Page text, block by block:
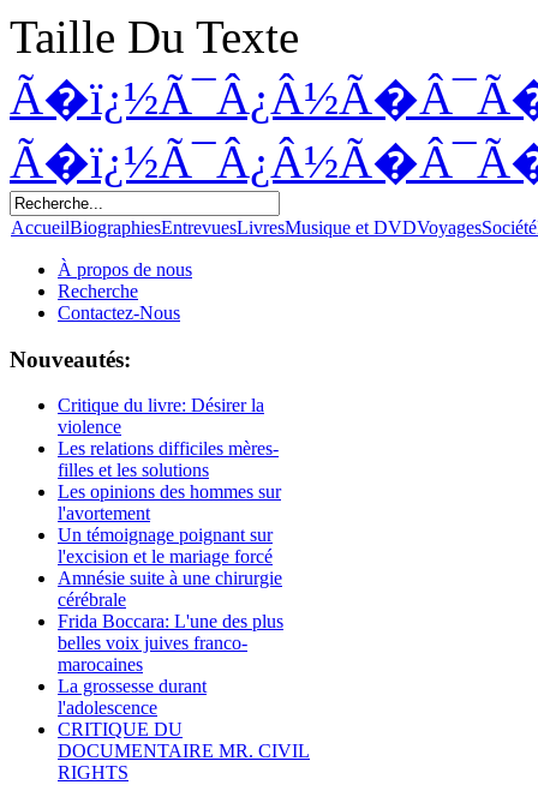
Taille Du Texte
AccueilBiographiesEntrevuesLivresMusique et DVDVoyagesSociété
À propos de nous
Recherche
Contactez-Nous
Nouveautés:
Critique du livre: Désirer la
violence
Les relations difficiles mères-
filles et les solutions
Les opinions des hommes sur
l'avortement
Un témoignage poignant sur
l'excision et le mariage forcé
Amnésie suite à une chirurgie
cérébrale
Frida Boccara: L'une des plus
belles voix juives franco-
marocaines
La grossesse durant
l'adolescence
CRITIQUE DU
DOCUMENTAIRE MR. CIVIL
RIGHTS